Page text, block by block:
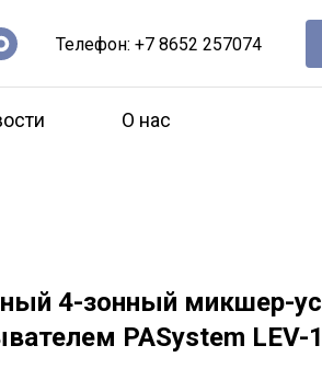
Телефон: +7 8652 257074
О нас
4-зонный микшер-
PASystem LEV-